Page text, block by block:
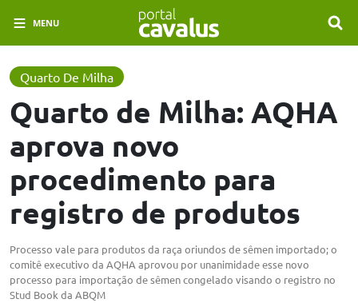
MENU
Quarto De Milha
Quarto de Milha: AQHA
aprova novo
procedimento para
registro de produtos
Processo vale para produtos da raça oriundos de sêmen importado; o
comitê executivo da AQHA aprovou por unanimidade esse novo
processo para importação de sêmen congelado visando o registro no
Stud Book da ABQM